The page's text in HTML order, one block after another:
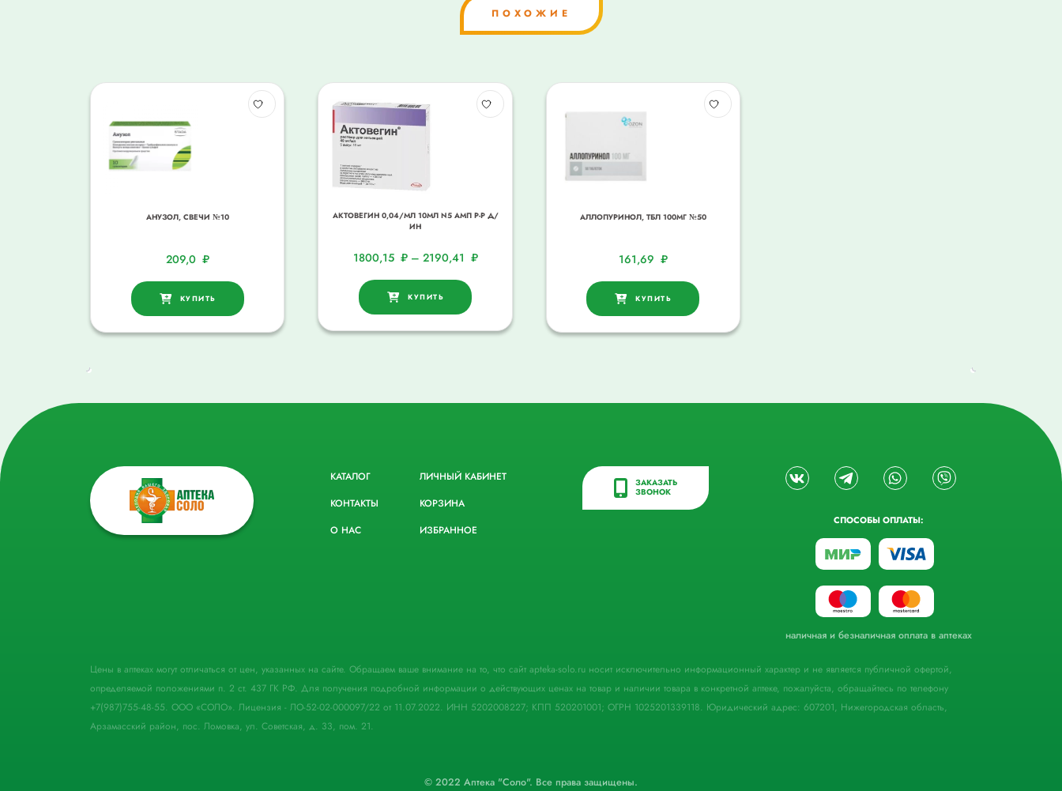
ПОХОЖИЕ
АНУЗОЛ, СВЕЧИ №10
209,0 ₽
КУПИТЬ
АКТОВЕГИН 0,04/МЛ 10МЛ N5 АМП Р-Р Д/
ИН
1800,15 ₽ – 2190,41 ₽
КУПИТЬ
АЛЛОПУРИНОЛ, ТБЛ 100МГ №50
161,69 ₽
КУПИТЬ
КАТАЛОГ
КОНТАКТЫ
О НАС
ЛИЧНЫЙ КАБИНЕТ
КОРЗИНА
ИЗБРАННОЕ
ЗАКАЗАТЬ
ЗВОНОК
СПОСОБЫ ОПЛАТЫ:
наличная и безналичная оплата в аптеках
Цены в аптеках могут отличаться от цен, указанных на сайте. Обращаем ваше внимание на то, что сайт apteka-solo.ru носит исключительно информационный характер и не является публичной офертой,
определяемой положениями п. 2 ст. 437 ГК РФ. Для получения подробной информации о действующих ценах на товар и наличии товара в конкретной аптеке, пожалуйста, обращайтесь по телефону
+7(987)755-48-55. ООО «СОЛО». Лицензия - ЛО-52-02-000097/22 от 11.07.2022. ИНН 5202008227; КПП 520201001; ОГРН 1025201339118. Юридический адрес: 607201, Нижегородская область,
Арзамасский район, пос. Ломовка, ул. Советская, д. 33, пом. 21.
© 2022 Аптека "Соло". Все права защищены.